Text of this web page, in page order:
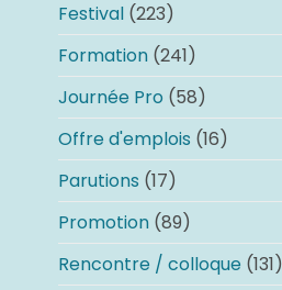
Festival(223)
Formation(241)
Journée Pro (58)
Offre d'emplois (16)
Parutions (17)
Promotion(89)
Rencontre / colloque(131)